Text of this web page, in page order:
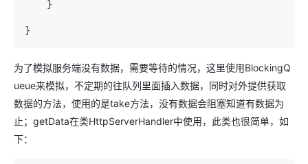
为了模拟服务端没有数据，需要等待的情况，这里使用BlockingQ
ueue来模拟，不定期的往队列里面插入数据，同时对外提供获取
数据的方法，使用的是take方法，没有数据会阻塞知道有数据为
止；getData在类HttpServerHandler中使用，此类也很简单，如
下：